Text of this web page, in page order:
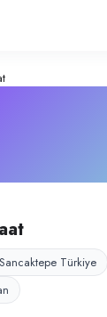
bölgesinde
Türkiye